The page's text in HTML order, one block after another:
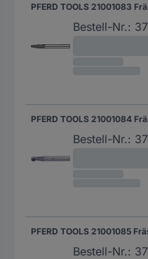
Bestell-Nr.:
Bestell-Nr.:
Bestell-Nr.: